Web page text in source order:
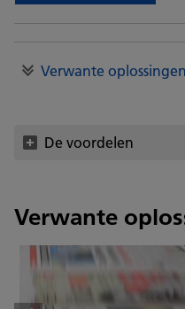
Verwante oplossingen
De voordelen
Verwante